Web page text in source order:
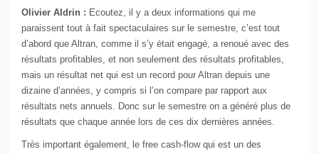
Olivier Aldrin : Ecoutez, il y a deux informations qui me
paraissent tout à fait spectaculaires sur le semestre, c’est tout
d’abord que Altran, comme il s’y était engagé, a renoué avec des
résultats profitables, et non seulement des résultats profitables,
mais un résultat net qui est un record pour Altran depuis une
dizaine d’années, y compris si l’on compare par rapport aux
résultats nets annuels. Donc sur le semestre on a généré plus de
résultats que chaque année lors de ces dix dernières années.
Très important également, le free cash-flow qui est un des